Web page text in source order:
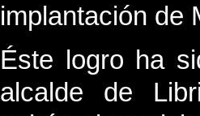
implantación de
Éste logro ha
alcalde de